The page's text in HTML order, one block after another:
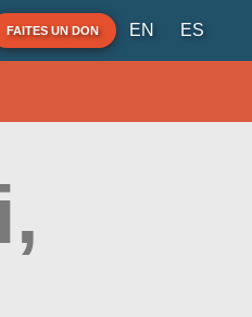
FAITES UN DON EN ES